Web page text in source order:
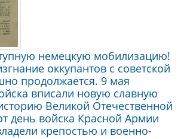
немецкую мобилизацию!
оккупантов с советской
продолжается. 9 мая
вписали новую славную
Великой Отечественной
день войска Красной Армии
крепостью и военно-